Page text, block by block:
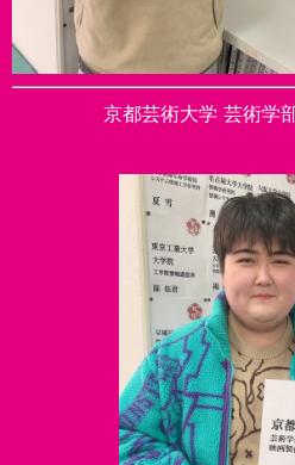
京都芸術大学 芸術学